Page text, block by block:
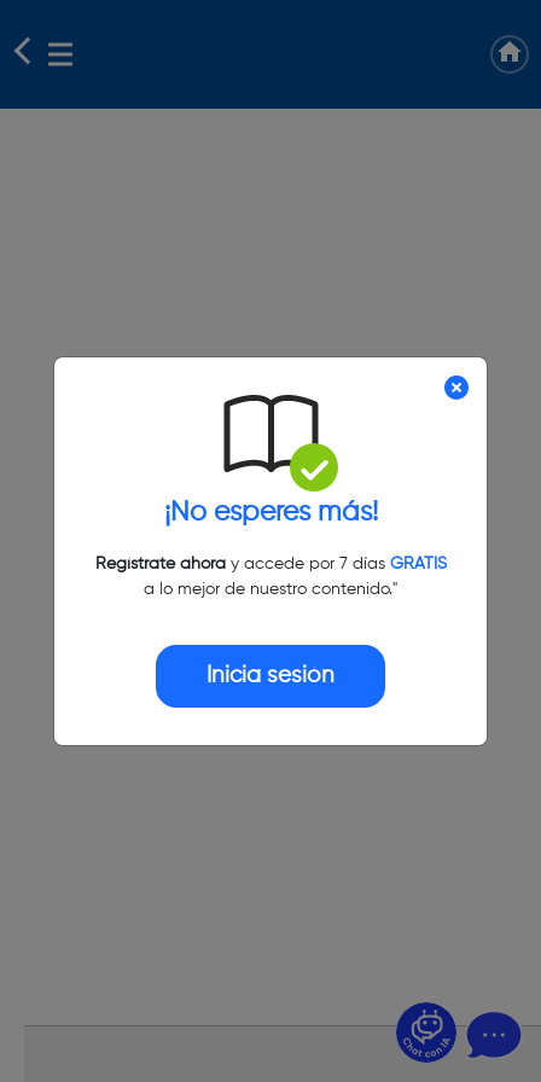
¡No esperes más!
Regístrate ahoray accede por 7 días GRATIS
a lo mejor de nuestro contenido."
Inicia sesión